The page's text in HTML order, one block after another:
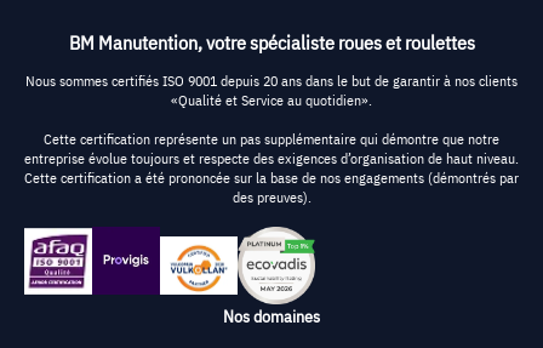
BM Manutention, votre spécialiste roues et roulettes
Nous sommes certifiés ISO 9001 depuis 20 ans dans le but de garantir à nos clients
«Qualité et Service au quotidien».
Cette certification représente un pas supplémentaire qui démontre que notre
entreprise évolue toujours et respecte des exigences d’organisation de haut niveau.
Cette certification a été prononcée sur la base de nos engagements (démontrés par
des preuves).
Nos domaines